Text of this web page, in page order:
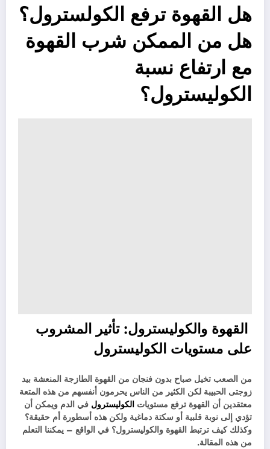
هل القهوة ترفع الكولسترول؟
هل من الممكن شرب القهوة
مع ارتفاع نسبة
الكوليسترول؟
القهوة والكوليسترول: تأثير المشروب
على مستويات الكوليسترول
من الصعب تخيل صباح بدون فنجان من القهوة الطازجة المنعشة بيد
زوجتى الحبيبة لكن الكثير من الناس يحرمون أنفسهم من هذه المتعة
معتقدين أن القهوة ترفع مستويات الكوليسترول في الدم ويمكن أن
تؤدي إلى نوبة قلبية أو سكتة دماغية ولكن هذه أسطورة أم حقيقة؟
وكذلك كيف ترتبط القهوة والكوليسترول؟ في الواقع – يمكننا التعلم
من هذه المقالة.